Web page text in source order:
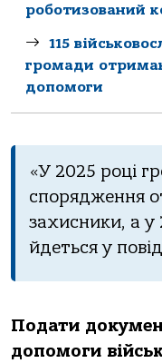
роботизований
115
громади
допомоги
«У 2025 році
спорядження
захисники, а у
йдеться у
Подати
допомоги